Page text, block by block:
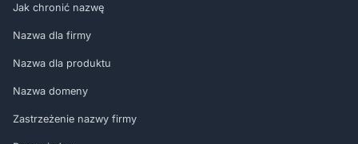
Jak chronić nazwę
Nazwa dla firmy
Nazwa dla produktu
Nazwa domeny
Zastrzeżenie nazwy firmy